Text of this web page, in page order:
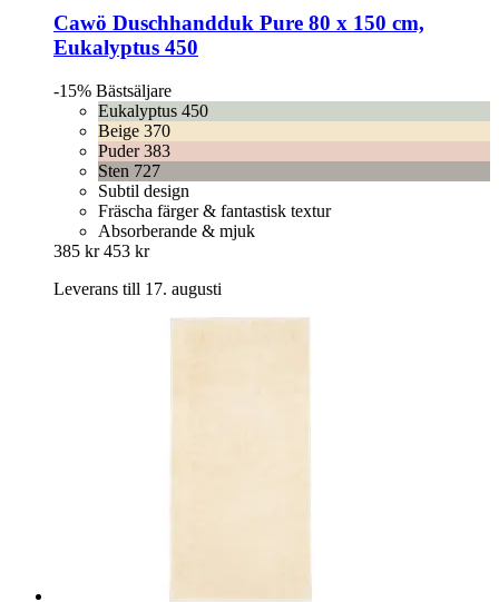
Cawö Duschhandduk Pure 80 x 150 cm,
Eukalyptus 450
-15% Bästsäljare
Eukalyptus 450
Beige 370
Puder 383
Sten 727
Subtil design
Fräscha färger & fantastisk textur
Absorberande & mjuk
385 kr 453 kr
Leverans till 17. augusti